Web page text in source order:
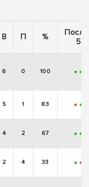
В П %
5
6 0 100 + +
5 1 83 - +
4 2 67 + +
2 4 33 + -